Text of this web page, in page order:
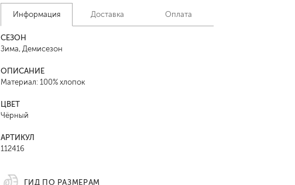
Информация Доставка Оплата
СЕЗОН
Зима, Демисезон
ОПИСАНИЕ
Материал: 100% хлопок
ЦВЕТ
Чёрный
АРТИКУЛ
112416
ГИД ПО РАЗМЕРАМ